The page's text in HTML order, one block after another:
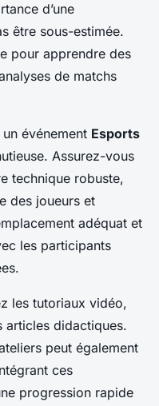
d’une
être sous-estimée.
pour apprendre des
de matchs
événement Esports
Assurez-vous
technique robuste,
des joueurs et
adéquat et
les participants
les tutoriaux vidéo,
articles didactiques.
peut également
ces
progression rapide